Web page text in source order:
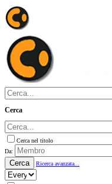
Cerca
Cerca nel titolo
Da:
Cerca Ricerca avanzata...